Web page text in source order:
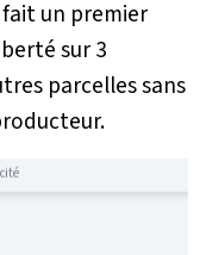
fait un premier
sur 3
parcelles sans